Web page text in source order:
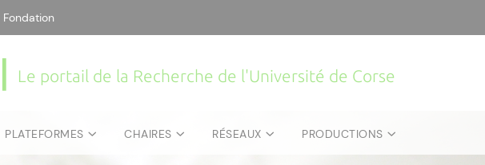
Fondation
Le portail de la Recherche de l'Université de Corse
PLATEFORMES CHAIRES RÉSEAUX PRODUCTIONS